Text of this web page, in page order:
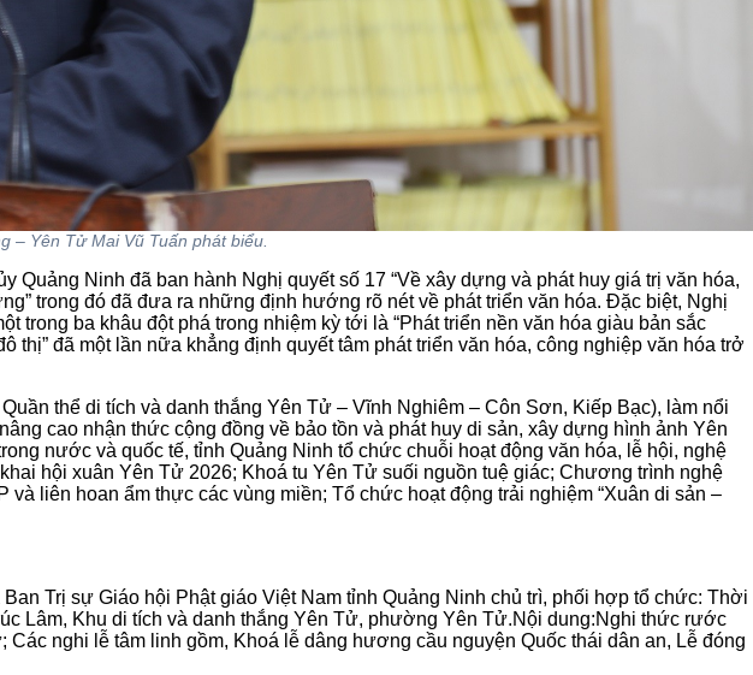
– Yên Tử Mai Vũ Tuấn phát biểu.
Quảng Ninh đã ban hành Nghị quyết số 17 “Về xây dựng và phát huy giá trị văn hóa,
trong đó đã đưa ra những định hướng rõ nét về phát triển văn hóa. Đặc biệt, Nghị
ba khâu đột phá trong nhiệm kỳ tới là “Phát triển nền văn hóa giàu bản sắc
đã một lần nữa khẳng định quyết tâm phát triển văn hóa, công nghiệp văn hóa trở
thể di tích và danh thắng Yên Tử – Vĩnh Nghiêm – Côn Sơn, Kiếp Bạc), làm nổi
cao nhận thức cộng đồng về bảo tồn và phát huy di sản, xây dựng hình ảnh Yên
nước và quốc tế, tỉnh Quảng Ninh tổ chức chuỗi hoạt động văn hóa, lễ hội, nghệ
hội xuân Yên Tử 2026; Khoá tu Yên Tử suối nguồn tuệ giác; Chương trình nghệ
và liên hoan ẩm thực các vùng miền; Tổ chức hoạt động trải nghiệm “Xuân di sản –
Trị sự Giáo hội Phật giáo Việt Nam tỉnh Quảng Ninh chủ trì, phối hợp tổ chức: Thời
Lâm, Khu di tích và danh thắng Yên Tử, phường Yên Tử.Nội dung:Nghi thức rước
nghi lễ tâm linh gồm, Khoá lễ dâng hương cầu nguyện Quốc thái dân an, Lễ đóng